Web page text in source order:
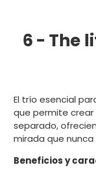
6 - The
El trío esencial
que permite
separado,
mirada que
Beneficios y